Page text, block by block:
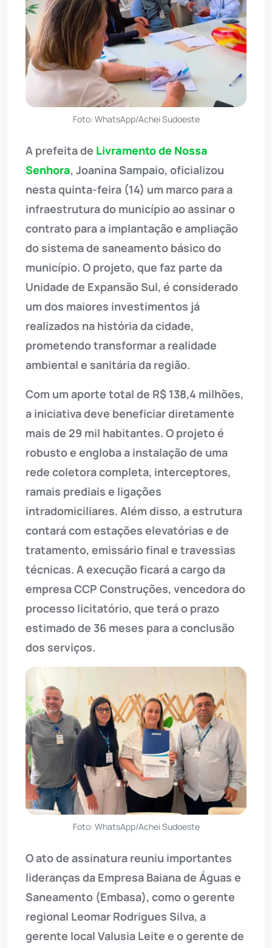
Foto: WhatsApp/Achei Sudoeste
A prefeita de Livramento de Nossa
Senhora, Joanina Sampaio, oficializou
nesta quinta-feira (14) um marco para a
infraestrutura do município ao assinar o
contrato para a implantação e ampliação
do sistema de saneamento básico do
município. O projeto, que faz parte da
Unidade de Expansão Sul, é considerado
um dos maiores investimentos já
realizados na história da cidade,
prometendo transformar a realidade
ambiental e sanitária da região.
Com um aporte total de R$ 138,4 milhões,
a iniciativa deve beneficiar diretamente
mais de 29 mil habitantes. O projeto é
robusto e engloba a instalação de uma
rede coletora completa, interceptores,
ramais prediais e ligações
intradomiciliares. Além disso, a estrutura
contará com estações elevatórias e de
tratamento, emissário final e travessias
técnicas. A execução ficará a cargo da
empresa CCP Construções, vencedora do
processo licitatório, que terá o prazo
estimado de 36 meses para a conclusão
dos serviços.
Foto: WhatsApp/Achei Sudoeste
O ato de assinatura reuniu importantes
lideranças da Empresa Baiana de Águas e
Saneamento (Embasa), como o gerente
regional Leomar Rodrigues Silva, a
gerente local Valusia Leite e o gerente de